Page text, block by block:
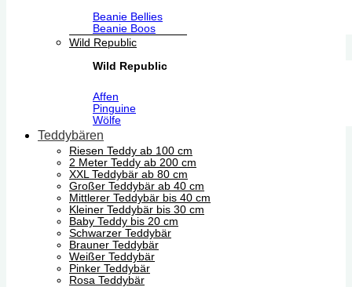
Beanie Bellies
Beanie Boos
Wild Republic
Wild Republic
Affen
Pinguine
Wölfe
Teddybären
Riesen Teddy ab 100 cm
2 Meter Teddy ab 200 cm
XXL Teddybär ab 80 cm
Großer Teddybär ab 40 cm
Mittlerer Teddybär bis 40 cm
Kleiner Teddybär bis 30 cm
Baby Teddy bis 20 cm
Schwarzer Teddybär
Brauner Teddybär
Weißer Teddybär
Pinker Teddybär
Rosa Teddybär